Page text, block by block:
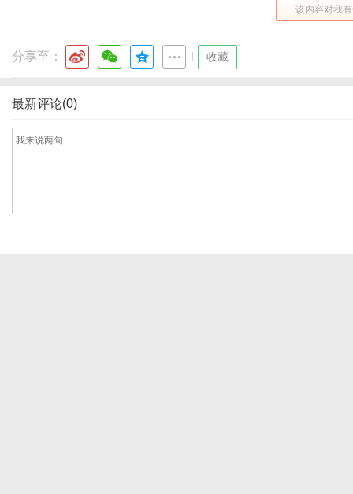
该内容对我
分享至： 收藏
最新评论(0)